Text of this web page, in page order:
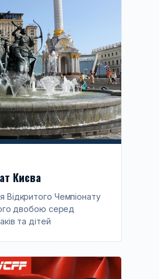
Києва
Чемпіонату
двобою серед
та дітей